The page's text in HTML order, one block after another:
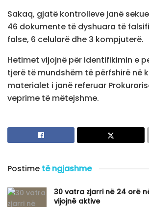
Sakaq, gjatë kontrolleve janë
46 dokumente të dyshuara të
false, 6 celularë dhe 3 kompjuterë.
Hetimet vijojnë për identifikimin e
tjerë të mundshëm të përfshirë në
materialet i janë referuar
veprime të mëtejshme.
Postime të ngjashme
30 vatra zjarri në 24 orë
vijojnë aktive